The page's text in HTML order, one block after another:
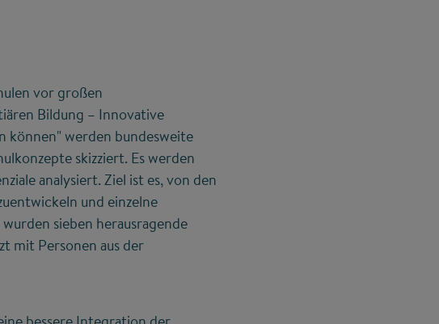
vor großen
Bildung – Innovative
können" werden bundesweite
skizziert. Es werden
analysiert. Ziel ist es, von den
und einzelne
sieben herausragende
mit Personen aus der